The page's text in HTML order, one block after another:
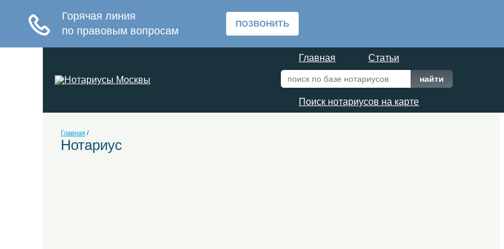
Главная Статьи
Поиск нотариусов на карте
Главная /
Нотариус